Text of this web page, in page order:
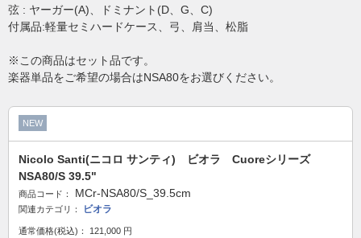
弦 : ヤーガー(A)、ドミナント(D、G、C)
付属品:軽量セミハードケース、弓、肩当、松脂
※この商品はセット品です。
楽器単品をご希望の場合はNSA80をお選びください。
NEW
Nicolo Santi(ニコロ サンティ) ビオラ Cuoreシリーズ
NSA80/S 39.5"
商品コード： MCr-NSA80/S_39.5cm
関連カテゴリ： ビオラ
通常価格(税込)： 121,000 円